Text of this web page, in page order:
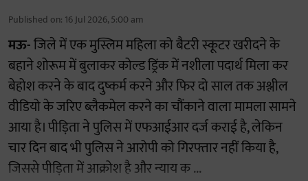
Published on: 16 Jul 2026, 5:00 am
मऊ-जिले में एक मुस्लिम महिला को बैटरी स्कूटर खरीदने के
बहाने शोरूम में बुलाकर कोल्ड ड्रिंक में नशीला पदार्थ मिला कर
बेहोश करने के बाद दुष्कर्म करने और फिर दो साल तक अश्लील
वीडियो के जरिए ब्लैकमेल करने का चौंकाने वाला मामला सामने
आया है। पीड़िता ने पुलिस में एफआईआर दर्ज कराई है, लेकिन
चार दिन बाद भी पुलिस ने आरोपी को गिरफ्तार नहीं किया है,
जिससे पीड़िता में आक्रोश है और न्याय क ...